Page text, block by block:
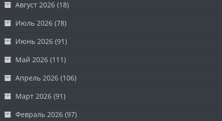
Август 2026 (18)
Июль 2026 (78)
Июнь 2026 (91)
Май 2026 (111)
Апрель 2026 (106)
Март 2026 (91)
Февраль 2026 (97)